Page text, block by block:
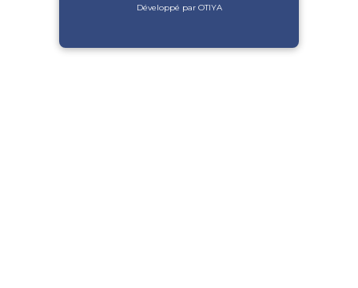
Développé par OTIYA